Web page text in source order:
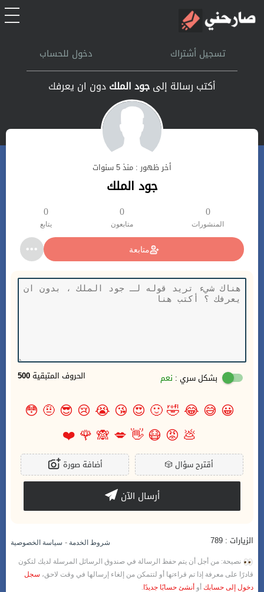
الرئيسيةتسجيل أشتراك دخول للحساب
أكتب رسالة إلىجود الملكدون ان يعرفك
أخر ظهور : منذ 5 سنوات
جود الملك
0
المنشورات
0
متابعون
0
يتابع
متابعة
500 الحروف المتبقية بشكل سري : نعم
😀
😅
😂
🤣
🙂
😍
😘
😭
😢
😎
🤨
😳
💩
😡
😷
👋
💋
🙈
🌹
❤️
🎲أقترح سؤال أضافة صورة
أرسال الآن
الزيارات : 789 شروط الخدمة - سياسة الخصوصية
نصيحة: من أجل أن يتم حفظ الرسالة في صندوق الرسائل المرسلة لديك لتكون
قادرًا على معرفة إذا تم قراءتها أو لتتمكن من إلغاء إرسالها في وقت لاحق، سجل
دخول إلى حسابك أو أنشئ حسابًا جديدًا .